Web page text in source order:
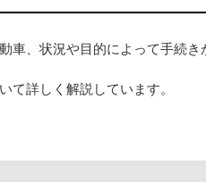
、状況や目的によって手続き
て詳しく解説しています。